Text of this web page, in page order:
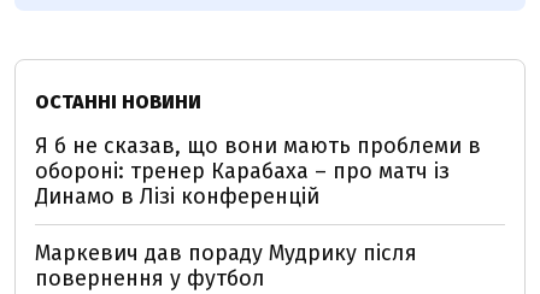
ОСТАННІ НОВИНИ
Я б не сказав, що вони мають проблеми в
обороні: тренер Карабаха – про матч із
Динамо в Лізі конференцій
Маркевич дав пораду Мудрику після
повернення у футбол